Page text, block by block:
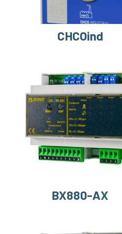
CHCOind
BX880-AX